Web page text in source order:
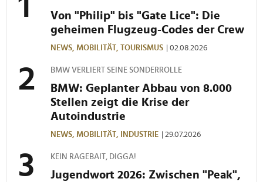
Von "Philip" bis "Gate Lice": Die
geheimen Flugzeug-Codes der Crew
NEWS, MOBILITÄT, TOURISMUS | 02.08.2026
BMW VERLIERT SEINE SONDERROLLE
BMW: Geplanter Abbau von 8.000
Stellen zeigt die Krise der
Autoindustrie
NEWS, MOBILITÄT, INDUSTRIE | 29.07.2026
KEIN RAGEBAIT, DIGGA!
Jugendwort 2026: Zwischen "Peak",